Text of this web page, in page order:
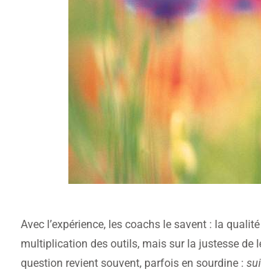
Avec l’expérience, les coachs le savent : la
multiplication des outils, mais sur la justesse de
question revient souvent, parfois en sourdine :